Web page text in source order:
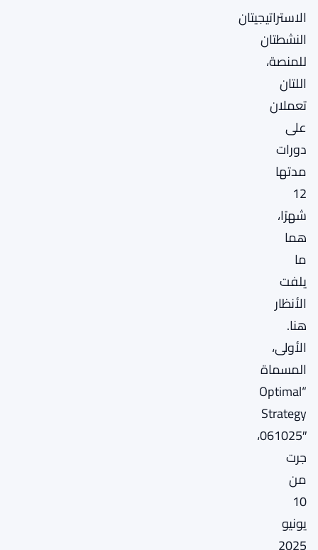
الاستراتيجيتان
النشطتان
للمنصة،
اللتان
تعملان
على
دورات
مدتها
12
شهرًا،
هما
ما
يلفت
الأنظار
هنا.
الأولى،
المسماة
“Optimal
Strategy
061025″،
جرت
من
10
يونيو
2025